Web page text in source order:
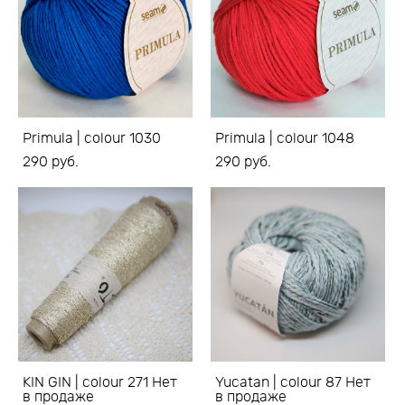
Primula | colour 1030
290 pуб.
Primula | colour 1048
290 pуб.
KIN GIN | colour 271 Нет
в продаже
Yucatan | colour 87 Нет
в продаже